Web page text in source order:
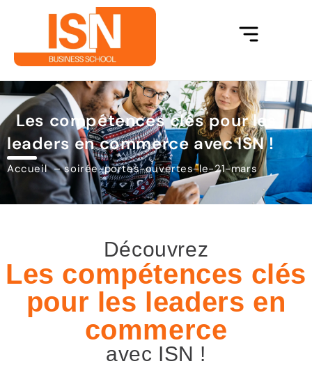
Les compétences clés pour les
leaders en commerce avec ISN !
Accueil soirée-portes-ouvertes-le-21-mars
Découvrez
Les compétences clés
pour les leaders en
commerce
avec ISN !